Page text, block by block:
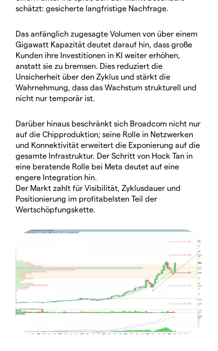
schätzt: gesicherte langfristige Nachfrage.
Das anfänglich zugesagte Volumen von über einem
Gigawatt Kapazität deutet darauf hin, dass große
Kunden ihre Investitionen in KI weiter erhöhen,
anstatt sie zu bremsen. Dies reduziert die
Unsicherheit über den Zyklus und stärkt die
Wahrnehmung, dass das Wachstum strukturell und
nicht nur temporär ist.
Darüber hinaus beschränkt sich Broadcom nicht nur
auf die Chipproduktion; seine Rolle in Netzwerken
und Konnektivität erweitert die Exponierung auf die
gesamte Infrastruktur. Der Schritt von Hock Tan in
eine beratende Rolle bei Meta deutet auf eine
engere Integration hin.
Der Markt zahlt für Visibilität, Zyklusdauer und
Positionierung im profitabelsten Teil der
Wertschöpfungskette.